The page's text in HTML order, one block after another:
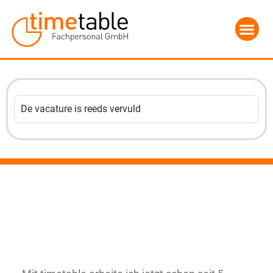
De vacature is reeds vervuld